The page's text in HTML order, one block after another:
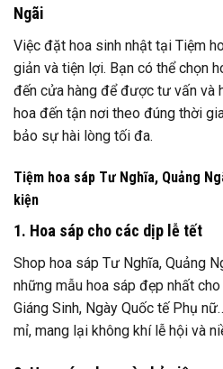
Ngãi
Việc đặt hoa sinh nhật tại Tiệm
giản và tiện lợi. Bạn có thể chọn
đến cửa hàng để được tư vấn và
hoa đến tận nơi theo đúng thời
bảo sự hài lòng tối đa.
Tiệm hoa sáp Tư Nghĩa, Quảng
kiện
1. Hoa sáp cho các dịp lễ tết
Shop hoa sáp Tư Nghĩa, Quảng
những mẫu hoa sáp đẹp nhất
Giáng Sinh, Ngày Quốc tế Phụ
mỉ, mang lại không khí lễ hội và